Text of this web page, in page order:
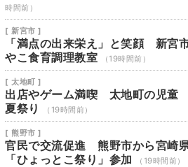
時間前）
[ 新宮市 ]
「満点の出来栄え」と笑顔 新宮
やこ食育調理教室
（19時間前）
[ 太地町 ]
出店やゲーム満喫 太地町の児童
夏祭り
（19時間前）
[ 熊野市 ]
官民で交流促進 熊野市から宮崎
「ひょっとこ祭り」参加
（19時間前）